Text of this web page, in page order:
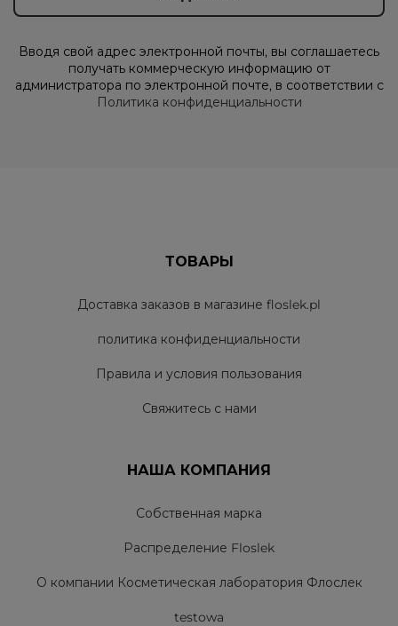
Вводя свой адрес электронной почты, вы соглашаетесь
получать коммерческую информацию от
администратора по электронной почте, в соответствии с
Политика конфиденциальности
ТОВАРЫ
Доставка заказов в магазине floslek.pl
политика конфиденциальности
Правила и условия пользования
Свяжитесь с нами
НАША КОМПАНИЯ
Собственная марка
Распределение Floslek
О компании Косметическая лаборатория Флослек
testowa